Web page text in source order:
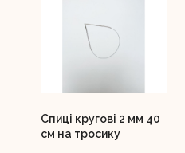
Спиці кругові 2 мм 40
см на тросику